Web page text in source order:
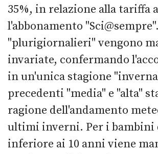
35%, in relazione alla tariffa
l'abbonamento
"plurigiornalieri" vengono
invariate, confermando
in un'unica stagione
precedenti "media" e "alta"
ragione dell'andamento
ultimi inverni. Per i bambini
inferiore ai 10 anni viene